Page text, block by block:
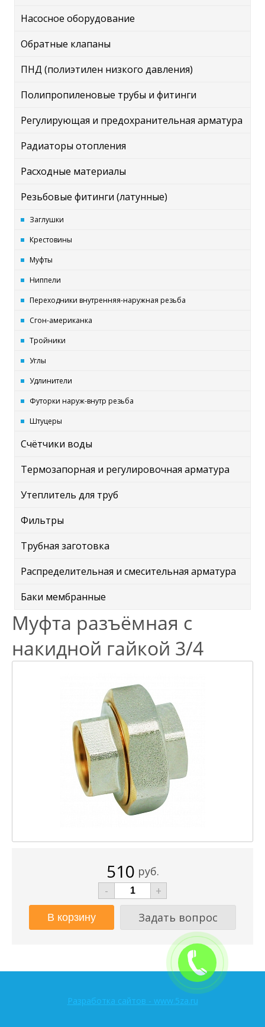
Насосное оборудование
Обратные клапаны
ПНД (полиэтилен низкого давления)
Полипропиленовые трубы и фитинги
Регулирующая и предохранительная арматура
Радиаторы отопления
Расходные материалы
Резьбовые фитинги (латунные)
Заглушки
Крестовины
Муфты
Ниппели
Переходники внутренняя-наружная резьба
Сгон-американка
Тройники
Углы
Удлинители
Футорки наруж-внутр резьба
Штуцеры
Счётчики воды
Термозапорная и регулировочная арматура
Утеплитель для труб
Фильтры
Трубная заготовка
Распределительная и смесительная арматура
Баки мембранные
Муфта разъёмная с
накидной гайкой 3/4
510 руб.
-
+
Задать вопрос
Разработка сайтов - www.5za.ru